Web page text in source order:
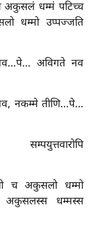
अकुसलं धम्मं पटिच्च
धम्मो उप्पज्जति
अविगते नव
नकम्मे तीणि…पे…
च अकुसलो धम्मो
अकुसलस्स धम्मस्स